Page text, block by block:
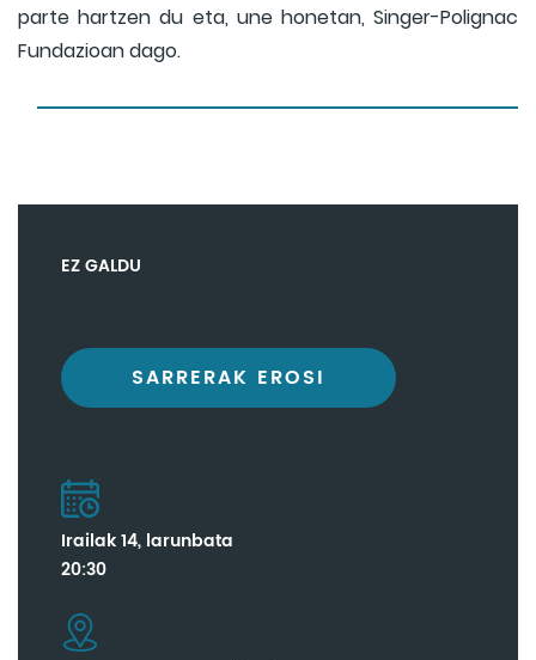
parte hartzen du eta, une honetan, Singer-Polignac
Fundazioan dago.
EZ GALDU
SARRERAK EROSI
Irailak 14, larunbata
20:30